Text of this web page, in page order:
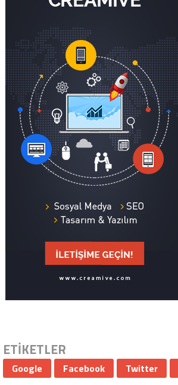
ETİKETLER
Google Facebook Twitter